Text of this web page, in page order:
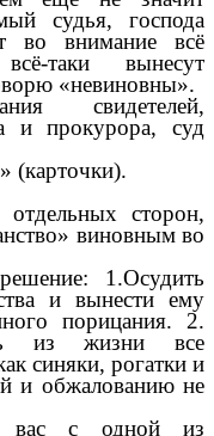
судья, господа
во внимание всё
таки вынесут
«невиновны».
свидетелей,
и прокурора, суд
(карточки).
сторон,
виновным во
1.Осудить
и вынести ему
порицания. 2.
из жизни все
синяки, рогатки и
и обжалованию не
вас с одной из